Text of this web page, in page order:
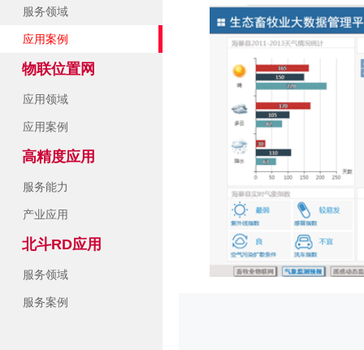
服务领域
应用案例
物联位置网
应用领域
应用案例
高精度应用
服务能力
产业应用
北斗RD应用
服务领域
服务案例